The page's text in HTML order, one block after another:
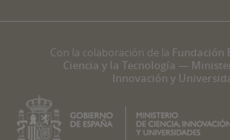
Con la colaboración de la Fundación
Ciencia y la Tecnología —
Innovación y